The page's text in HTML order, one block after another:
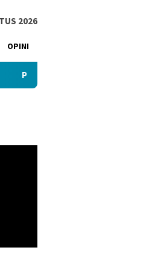
2026
OPINI
Korban Kebakaran, Arwani